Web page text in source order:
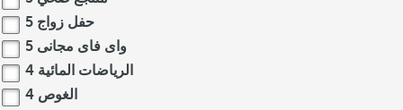
حفل زواج 5
واى فاى مجانى 5
الرياضات المائية 4
الغوص 4